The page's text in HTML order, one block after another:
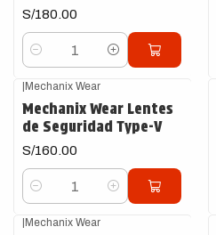
S/180.00
Cantidad
|Mechanix Wear
Mechanix Wear Lentes
de Seguridad Type-V
S/160.00
Cantidad
|Mechanix Wear